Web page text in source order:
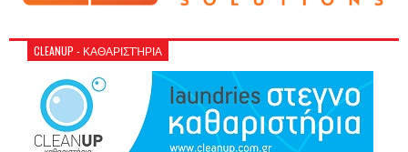
CLEANUP - ΚΑΘΑΡΙΣΤΉΡΙΑ